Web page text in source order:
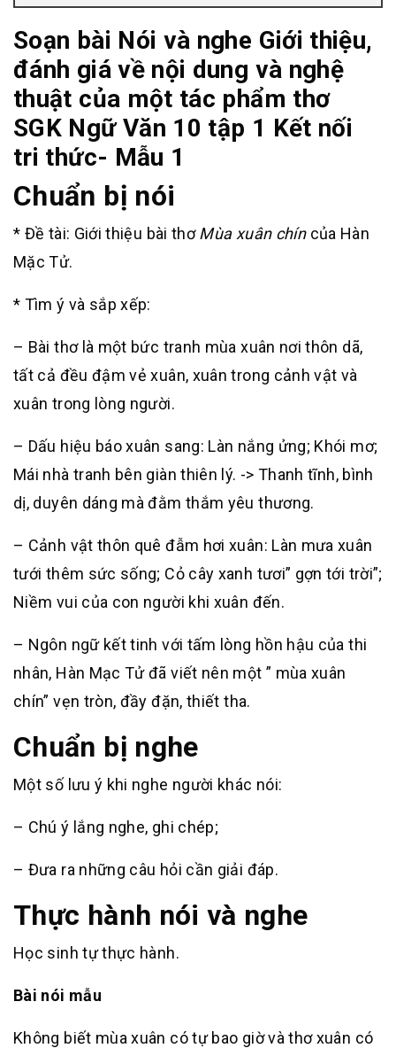
Soạn bài Nói và nghe Giới thiệu,
đánh giá về nội dung và nghệ
thuật của một tác phẩm thơ
SGK Ngữ Văn 10 tập 1 Kết nối
tri thức- Mẫu 1
Chuẩn bị nói
* Đề tài: Giới thiệu bài thơMùa xuân chíncủa Hàn
Mặc Tử.
* Tìm ý và sắp xếp:
– Bài thơ là một bức tranh mùa xuân nơi thôn dã,
tất cả đều đậm vẻ xuân, xuân trong cảnh vật và
xuân trong lòng người.
– Dấu hiệu báo xuân sang: Làn nắng ửng; Khói mơ;
Mái nhà tranh bên giàn thiên lý. -> Thanh tĩnh, bình
dị, duyên dáng mà đằm thắm yêu thương.
– Cảnh vật thôn quê đẫm hơi xuân: Làn mưa xuân
tưới thêm sức sống; Cỏ cây xanh tươi” gợn tới trời”;
Niềm vui của con người khi xuân đến.
– Ngôn ngữ kết tinh với tấm lòng hồn hậu của thi
nhân, Hàn Mạc Tử đã viết nên một ” mùa xuân
chín” vẹn tròn, đầy đặn, thiết tha.
Chuẩn bị nghe
Một số lưu ý khi nghe người khác nói:
– Chú ý lắng nghe, ghi chép;
– Đưa ra những câu hỏi cần giải đáp.
Thực hành nói và nghe
Học sinh tự thực hành.
Bài nói mẫu
Không biết mùa xuân có tự bao giờ và thơ xuân có